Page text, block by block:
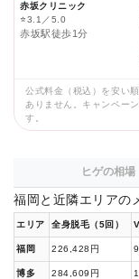
赤坂クリニック
⭐3.1／5.0
赤坂駅徒歩1分
公式料金（税込）を安い
ありません。キャンペー
す。
ヒゲの相場
福岡と近隣エリアの
エリア 全身脱毛（5回）
福岡 226,428円
博多 284,609円